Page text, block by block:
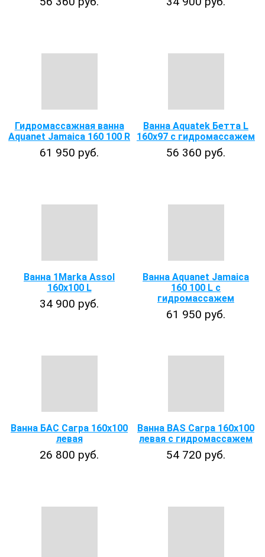
Гидромассажная ванна
Aquanet Jamaica 160 100 R
61 950 руб.
Ванна Aquatek Бетта L
160х97 с гидромассажем
56 360 руб.
Ванна 1Marka Assol
160x100 L
34 900 руб.
Ванна Aquanet Jamaica
160 100 L с
гидромассажем
61 950 руб.
Ванна БАС Сагра 160х100
левая
26 800 руб.
Ванна BAS Сагра 160х100
левая с гидромассажем
54 720 руб.